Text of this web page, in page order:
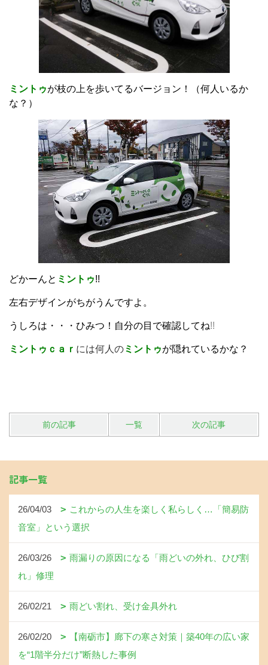
ミントゥが枝の上を歩いてるバージョン！（何人いるか
な？）
どかーんと ミントゥ!!
左右デザインがちがうんですよ。
うしろは・・・ひみつ！自分の目で確認してね!!
ミントゥｃａｒ には何人のミントゥが隠れているかな？
前の記事 一覧 次の記事
記事一覧
26/04/03
これからの人生を楽しく私らしく…「簡易防
音室」という選択
26/03/26
雨漏りの原因になる「雨どいの外れ、ひび割
れ」修理
26/02/21 雨どい割れ、受け金具外れ
26/02/20
【南砺市】廊下の寒さ対策｜築40年の広い家
を“1階半分だけ”断熱した事例